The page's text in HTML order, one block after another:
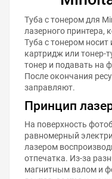
Туба с тонером для
лазерного принтера,
Туба с тонером носит
картридж или тонер-
тонер и подавать на
После окончания
заправляют.
Принцип
На поверхность
равномерный
лазером
отпечатка. Из-за
магнитным валом и